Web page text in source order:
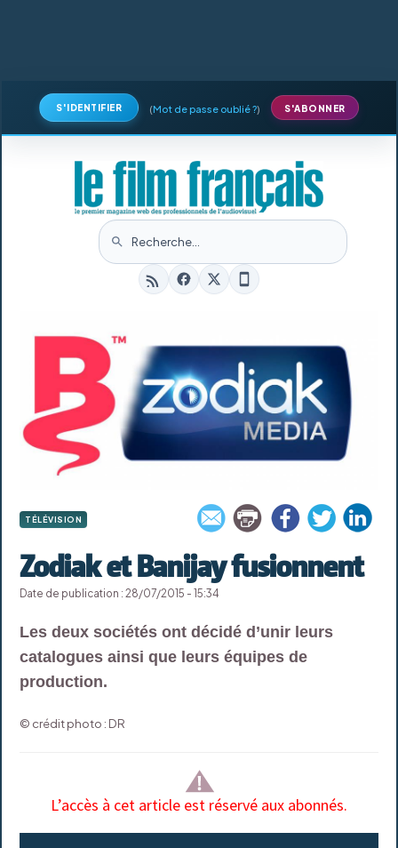
S'IDENTIFIER (Mot de passe oublié ?) S'ABONNER
TÉLÉVISION
Zodiak et Banijay fusionnent
Date de publication : 28/07/2015 - 15:34
Les deux sociétés ont décidé d’unir leurs
catalogues ainsi que leurs équipes de
production.
© crédit photo : DR
L’accès à cet article est réservé aux abonnés.